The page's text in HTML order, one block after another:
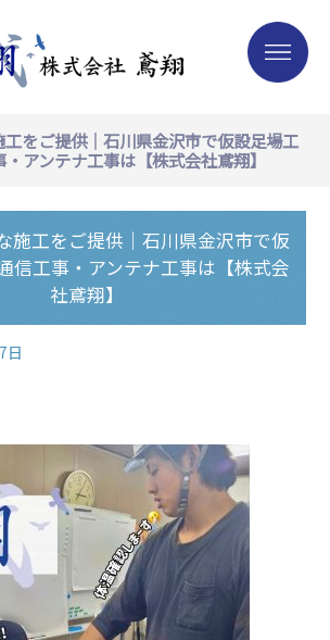
をご提供｜石川県金沢市で仮設足場工
アンテナ工事は【株式会社鳶翔】
施工をご提供｜石川県金沢市で仮
信工事・アンテナ工事は【株式会
社鳶翔】
日